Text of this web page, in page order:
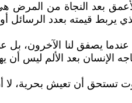
بعد النجاة من المرض
يربط قيمته بعدد
عندما يصفق لنا
الإنسان بعد الألم
تستحق أن تعيش بحرية، لا